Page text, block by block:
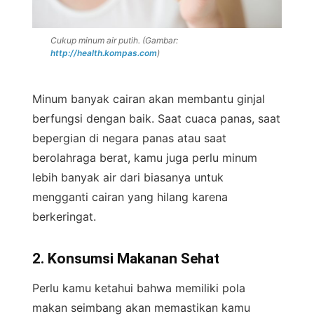
Cukup minum air putih. (Gambar:
http://health.kompas.com)
Minum banyak cairan akan membantu ginjal
berfungsi dengan baik. Saat cuaca panas, saat
bepergian di negara panas atau saat
berolahraga berat, kamu juga perlu minum
lebih banyak air dari biasanya untuk
mengganti cairan yang hilang karena
berkeringat.
2. Konsumsi Makanan Sehat
Perlu kamu ketahui bahwa memiliki pola
makan seimbang akan memastikan kamu